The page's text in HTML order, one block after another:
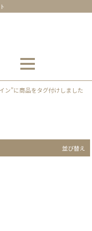
ン”に商品をタグ付けしました
並び替え